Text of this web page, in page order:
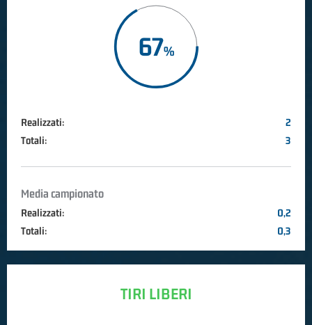
67
Realizzati:
2
Totali:
3
Media campionato
Realizzati:
0,2
Totali:
0,3
TIRI LIBERI